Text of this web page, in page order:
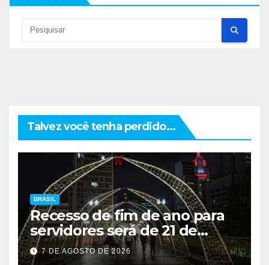
Talvez você tenha perdido...
BRASIL
Recesso de fim de ano para
servidores será de 21 de
dezembro a 1º de janeiro
7 DE AGOSTO DE 2026